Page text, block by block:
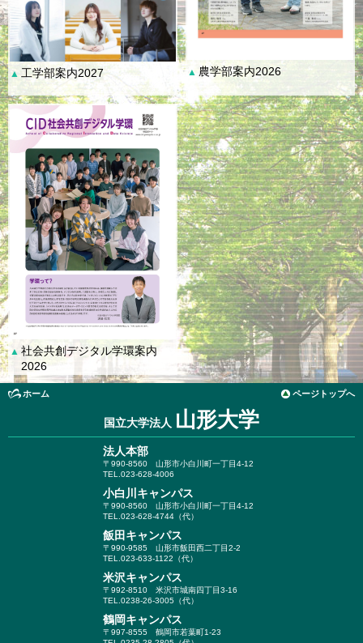
▲ 工学部案内2027 ▲ 農学部案内2026
▲ 社会共創デジタル学環案内
2026
ホーム ページトップへ
国立大学法人 山形大学
法人本部
〒990-8560 山形市小白川町一丁目4-12
TEL.023-628-4006
小白川キャンパス
〒990-8560 山形市小白川町一丁目4-12
TEL.023-628-4744（代）
飯田キャンパス
〒990-9585 山形市飯田西二丁目2-2
TEL.023-633-1122（代）
米沢キャンパス
〒992-8510 米沢市城南四丁目3-16
TEL.0238-26-3005（代）
鶴岡キャンパス
〒997-8555 鶴岡市若葉町1-23